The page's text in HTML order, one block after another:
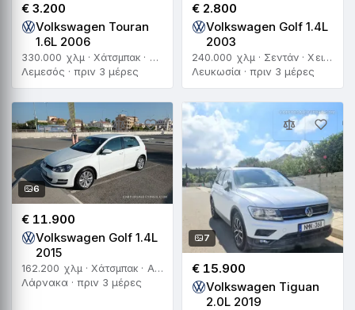
€ 3.200
Volkswagen Touran
1.6L 2006
330.000 χλμ · Χάτσμπακ · Χειροκίνητο
Λεμεσός · πριν 3 μέρες
€ 2.800
Volkswagen Golf 1.4L
2003
240.000 χλμ · Σεντάν · Χειροκίνητο
Λευκωσία · πριν 3 μέρες
6
€ 11.900
Volkswagen Golf 1.4L
2015
162.200 χλμ · Χάτσμπακ · Αυτόματο
Λάρνακα · πριν 3 μέρες
7
€ 15.900
Volkswagen Tiguan
2.0L 2019